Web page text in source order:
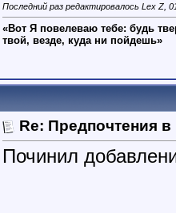
Последний раз редактировалось Lex Z,
«Вот Я повелеваю тебе: будь
твой, везде, куда ни пойдешь»
Re: Предпочтения
Починил